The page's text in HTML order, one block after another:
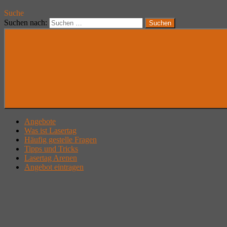
Suche
Suchen nach:
Suchen
Angebote
Was ist Lasertag
Häufig gestelle Fragen
Tipps und Tricks
Lasertag Arenen
Angebot eintragen